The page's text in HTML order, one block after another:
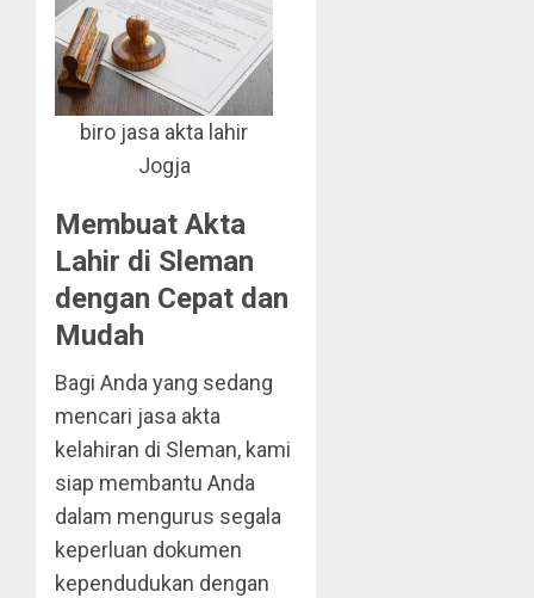
biro jasa akta lahir
Jogja
Membuat Akta
Lahir di Sleman
dengan Cepat dan
Mudah
Bagi Anda yang sedang
mencari jasa akta
kelahiran di Sleman, kami
siap membantu Anda
dalam mengurus segala
keperluan dokumen
kependudukan dengan